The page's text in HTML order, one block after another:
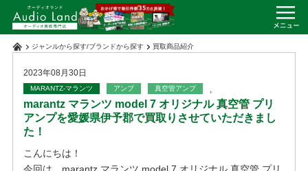
ジャンルから探す/ブランドから探す 買取商品紹介
2023年08月30日
MARANTZ-マランツ アンプ ,
真空管アンプ
marantz マランツ model 7 オリジナル 真空管 プリ
アンプを愛媛県伊予郡で買取りさせていただきまし
た！
こんにちは！